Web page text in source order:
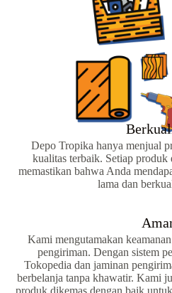
Depo Tropika hanya menjual
kualitas terbaik. Setiap
memastikan bahwa Anda
lama dan
Kami mengutamakan
pengiriman. Dengan sistem
Tokopedia dan jaminan
berbelanja tanpa khawatir. Kami
produk dikemas dengan baik